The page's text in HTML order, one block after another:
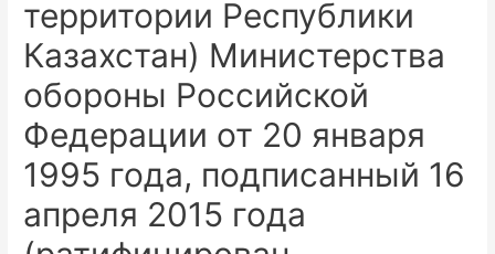
территории Республики
Казахстан) Министерства
обороны Российской
Федерации от 20 января
1995 года, подписанный 16
апреля 2015 года